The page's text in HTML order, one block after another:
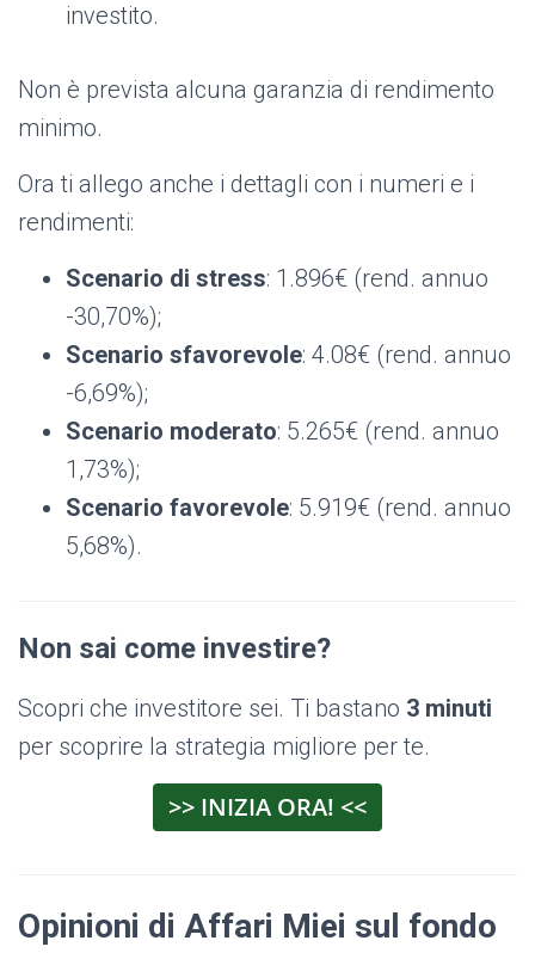
investito.
Non è prevista alcuna garanzia di rendimento
minimo.
Ora ti allego anche i dettagli con i numeri e i
rendimenti:
Scenario di stress: 1.896€ (rend. annuo
-30,70%);
Scenario sfavorevole: 4.08€ (rend. annuo
-6,69%);
Scenario moderato: 5.265€ (rend. annuo
1,73%);
Scenario favorevole: 5.919€ (rend. annuo
5,68%).
Non sai come investire?
Scopri che investitore sei. Ti bastano 3 minuti
per scoprire la strategia migliore per te.
>> INIZIA ORA! <<
Opinioni di Affari Miei sul fondo